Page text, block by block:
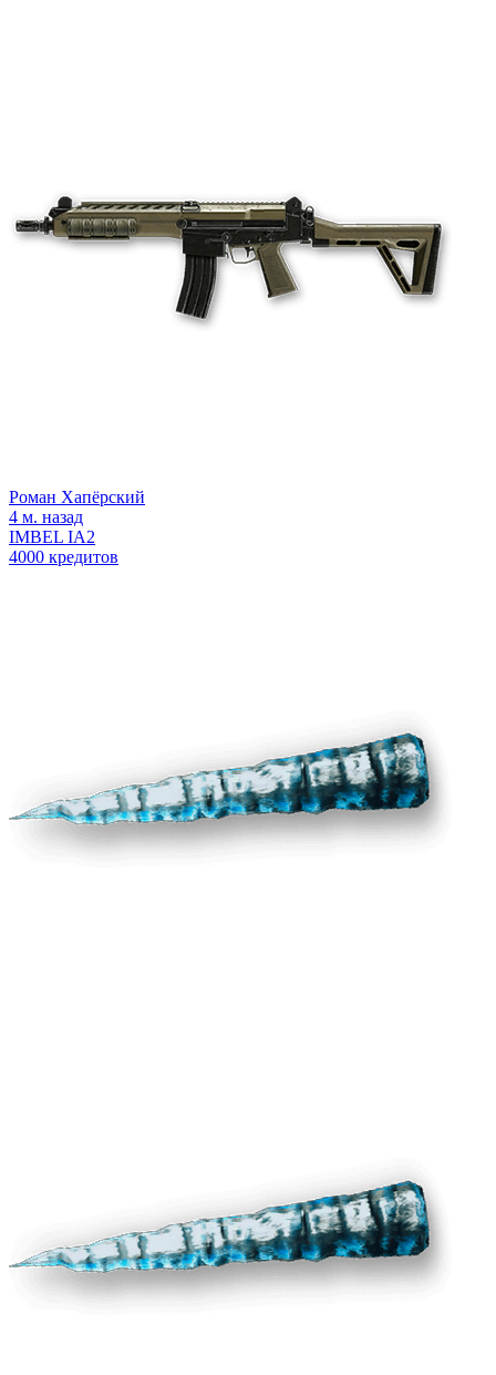
Роман Хапёрский
4 м. назад
IMBEL IA2
4000 кредитов